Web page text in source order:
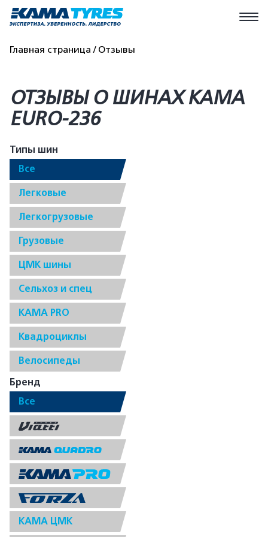
Главная страница Отзывы
ОТЗЫВЫ О ШИНАХ КАМА
EURO-236
Типы шин
Все
Легковые
Легкогрузовые
Грузовые
ЦМК шины
Сельхоз и спец
КАМА PRO
Квадроциклы
Велосипеды
Бренд
Все
КАМА ЦМК